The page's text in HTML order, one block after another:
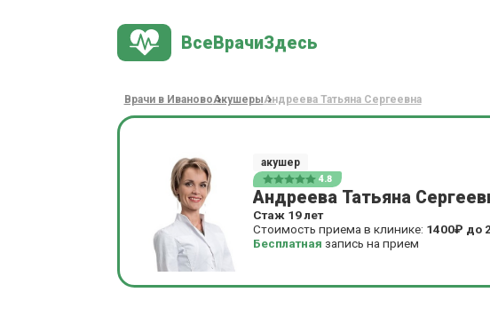
ВсеВрачиЗдесь
Врачи в ИвановоАкушерыАндреева Татьяна Сергеевна
акушер
4.8
Андреева Татьяна
Стаж 19 лет
Стоимость приема в клинике: 1400₽ до
Бесплатная запись на прием